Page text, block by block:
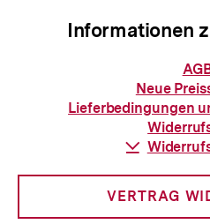
Informationen
Neue
Lieferbedingungen
VERTRAG